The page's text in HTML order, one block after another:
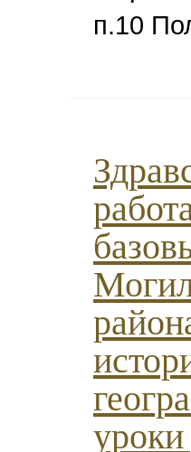
п.10